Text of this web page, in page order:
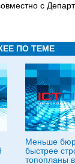
с
ПО ТЕМЕ
Меньше
быстрее
топопланы в